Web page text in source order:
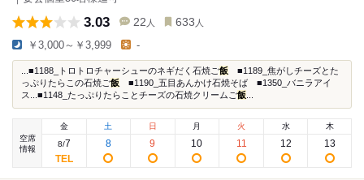
3.03 22 人 633 人
￥3,000～￥3,999 -
...■1188_トロトロチャーシューのネギだく石焼ご飯 ■1189_焦がしチーズとた
っぷりたらこの石焼ご飯 ■1190_五目あんかけ石焼そば ■1350_バニラアイ
ス...■1148_たっぷりたらことチーズの石焼クリームご飯
空席
情報
金
8/7
土
8
日
9
月
10
火
11
水
12
木
13